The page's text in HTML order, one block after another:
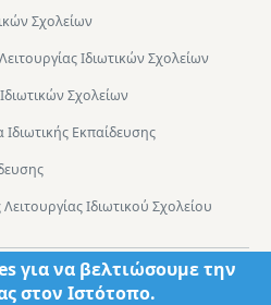
Σχολείων
Ιδιωτικών Σχολείων
Σχολείων
Εκπαίδευσης
Ιδιωτικού Σχολείου
για να βελτιώσουμε την
στον Ιστότοπο.